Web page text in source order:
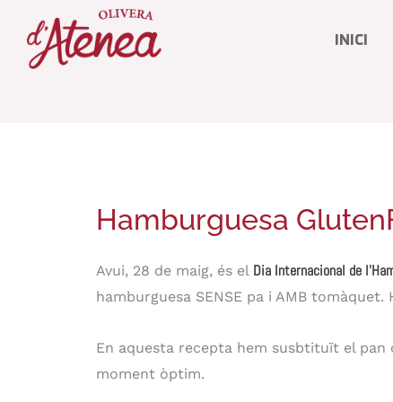
contingut
INICI
Hamburguesa
Avui, 28 de maig, és el Dia Internacional de
hamburguesa SENSE pa i AMB tomàquet.
En aquesta recepta hem susbtituït el pan
moment òptim.
minutes